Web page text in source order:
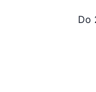
Fotoknihy a
Do